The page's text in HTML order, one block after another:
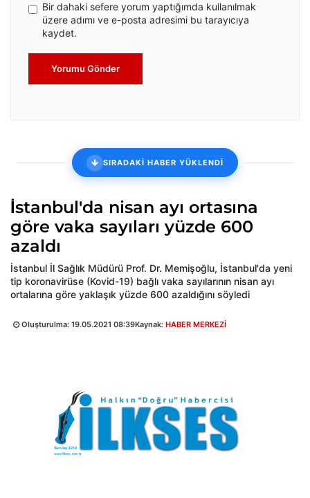
Bir dahaki sefere yorum yaptığımda kullanılmak
üzere adımı ve e-posta adresimi bu tarayıcıya
kaydet.
Yorumu Gönder
SIRADAKİ HABER YÜKLENDİ
İstanbul'da nisan ayı ortasına
göre vaka sayıları yüzde 600
azaldı
İstanbul İl Sağlık Müdürü Prof. Dr. Memişoğlu, İstanbul'da yeni
tip koronavirüse (Kovid-19) bağlı vaka sayılarının nisan ayı
ortalarına göre yaklaşık yüzde 600 azaldığını söyledi
Oluşturulma: 19.05.2021 08:39Kaynak: HABER MERKEZİ